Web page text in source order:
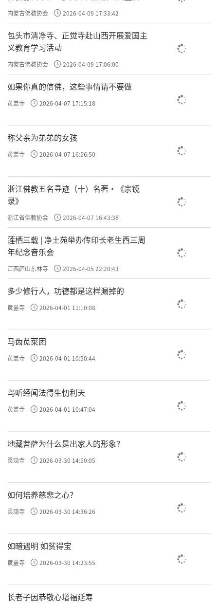
主义电影观影活动”
内蒙古佛教协会 2026-04-09 17:33:42
包头市清净寺、正觉寺赴山西开展爱国主
义教育学习活动
内蒙古佛教协会 2026-04-09 17:06:00
如果你真的信佛，这些事情请不要做
黄盖寺 2026-04-07 17:15:18
称父亲为弟弟的女孩
黄盖寺 2026-04-07 16:56:50
浙江佛教五名寻迹（十）名著·《宗镜
录》
浙江省佛教协会 2026-04-07 16:43:38
莲栖三载 | 净土苑举办传印长老生西三周
年纪念音乐会
江西庐山东林寺 2026-04-05 22:20:43
多少修行人，功德都是这样漏掉的
黄盖寺 2026-04-01 11:10:08
马齿苋菜团
黄盖寺 2026-04-01 10:50:44
鸟听经闻法得生忉利天
黄盖寺 2026-04-01 10:47:04
地藏菩萨为什么是出家人的形象？
灵隐寺 2026-03-30 14:50:05
如何培养慈悲之心？
灵隐寺 2026-03-30 14:36:26
如暗遇明 如贫得宝
黄盖寺 2026-03-30 14:23:55
长者子因恭敬心增福延寿